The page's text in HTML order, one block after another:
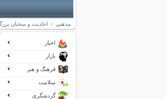
مذهبی احادیث و سخنان
اخبار
بازار
فرهنگ و هنر
سلامت
گردشگری